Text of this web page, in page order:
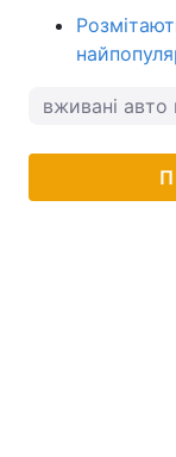
вживані авто